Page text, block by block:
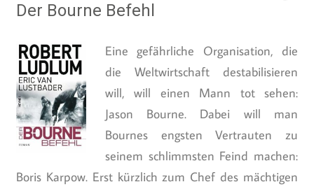
Der Bourne Befehl
Eine gefährliche Organisation, die
die Weltwirtschaft destabilisieren
will, will einen Mann tot sehen:
Jason Bourne. Dabei will man
Bournes engsten Vertrauten zu
seinem schlimmsten Feind machen:
Boris Karpow. Erst kürzlich zum Chef des mächtigen